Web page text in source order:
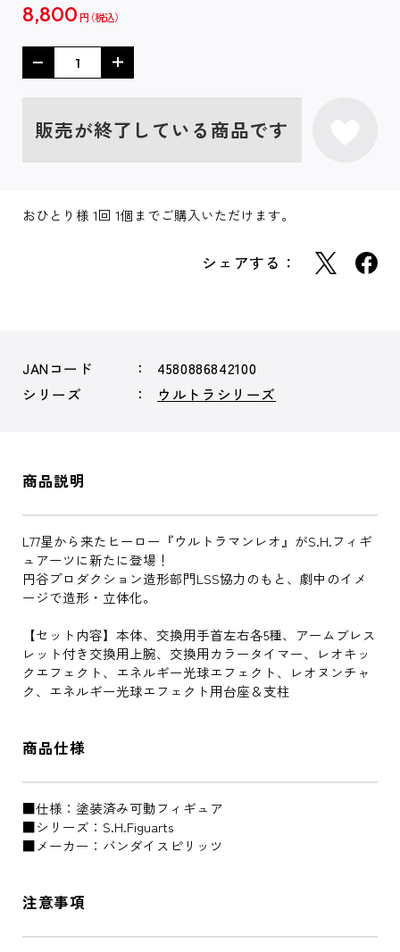
8,800 円
販売が終了している商品です
おひとり様 1回 1個までご購入いただけます。
シェアする：
JANコード
4580886842100
シリーズ
ウルトラシリーズ
商品説明
L77星から来たヒーロー『ウルトラマンレオ』がS.H.フィギ
ュアーツに新たに登場！
円谷プロダクション造形部門LSS協力のもと、劇中のイメ
ージで造形・立体化。
【セット内容】本体、交換用手首左右各5種、アームブレス
レット付き交換用上腕、交換用カラータイマー、レオキッ
クエフェクト、エネルギー光球エフェクト、レオヌンチャ
ク、エネルギー光球エフェクト用台座＆支柱
商品仕様
■仕様：塗装済み可動フィギュア
■シリーズ：S.H.Figuarts
■メーカー：バンダイスピリッツ
注意事項